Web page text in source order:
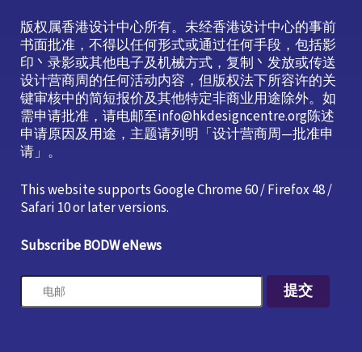
版权属香港设计中心所有。未经香港设计中心的事前
书面批准，不得以任何形式或通过任何手段，包括影
印丶录影或其他电子及机械方式，复制丶发放或传送
设计营商周的任何活动内容，但版权法下所容许的关
键审核中的简短报价及其他特定非商业用途除外。如
需申请批准，请电邮至info@hkdesigncentre.org陈述
申请原因及用途，主题请列明「设计营商周—批准申
请」。
This website supports Google Chrome 60 / Firefox 48 /
Safari 10 or later versions.
Subscribe BODW eNews
提交